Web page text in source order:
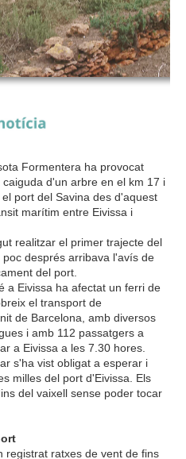
Formentera ha provocat
d'un arbre en el km 17 i
port del Savina des d'aquest
marítim entre Eivissa i
realitzar el primer trajecte del
després arribava l'avís de
del port.
a Eivissa ha afectat un ferri de
el transport de
de Barcelona, amb diversos
i amb 112 passatgers a
a Eivissa a les 7.30 hores.
s'ha vist obligat a esperar i
milles del port d'Eivissa. Els
del vaixell sense poder tocar
registrat ratxes de vent de fins